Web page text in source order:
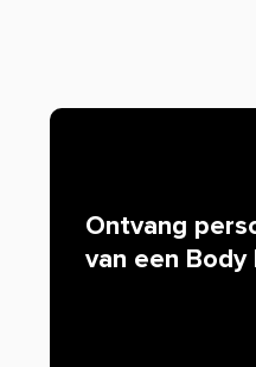
Ontvang
van een Body